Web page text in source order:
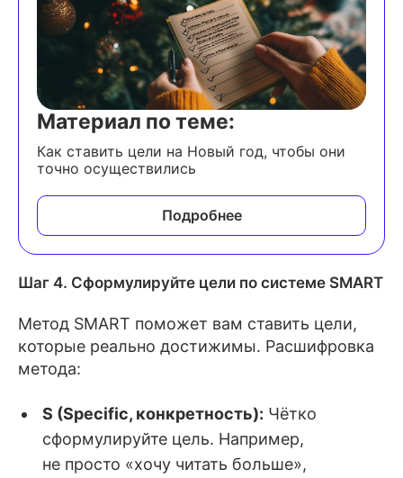
Материал по теме:
Как ставить цели на Новый год, чтобы они
точно осуществились
Подробнее
Шаг 4. Сформулируйте цели по системе SMART
Метод SMART поможет вам ставить цели,
которые реально достижимы. Расшифровка
метода:
S (Specific, конкретность): Чётко
сформулируйте цель. Например,
не просто «хочу читать больше»,